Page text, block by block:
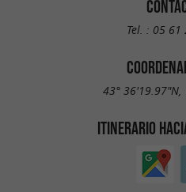
Tel. : 05 61
43° 36'19.97"N,
ITINERARIO